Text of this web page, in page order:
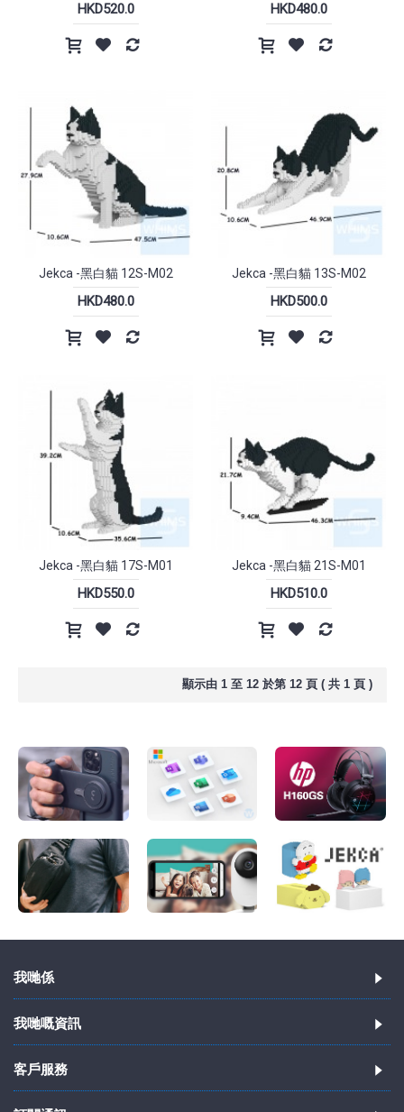
HKD520.0 HKD480.0
Jekca -黑白貓 12S-M02
HKD480.0
Jekca -黑白貓 13S-M02
HKD500.0
Jekca -黑白貓 17S-M01
HKD550.0
Jekca -黑白貓 21S-M01
HKD510.0
顯示由 1 至 12 於第 12 頁 ( 共 1 頁 )
我哋係
我哋嘅資訊
客戶服務